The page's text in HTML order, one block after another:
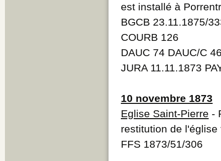
est installé à
BGCB 23.11.1875/
COURB 126
DAUC 74 DAUC/C
JURA 11.11.1873
10 novembre 1873
Eglise Saint-Pierre -
restitution de l'église
FFS 1873/51/306